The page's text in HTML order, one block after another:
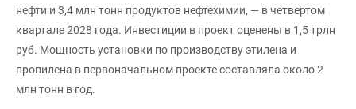
нефти и 3,4 млн тонн продуктов нефтехимии, — в четвертом
квартале 2028 года. Инвестиции в проект оценены в 1,5 трлн
руб. Мощность установки по производству этилена и
пропилена в первоначальном проекте составляла около 2
млн тонн в год.